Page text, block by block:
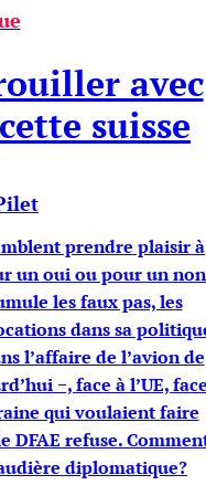
avec
suisse
prendre plaisir à
un oui ou pour un
les faux pas, les
dans sa
l’affaire de l’avion de
−, face à l’UE,
qui voulaient faire
DFAE refuse.
diplomatique?